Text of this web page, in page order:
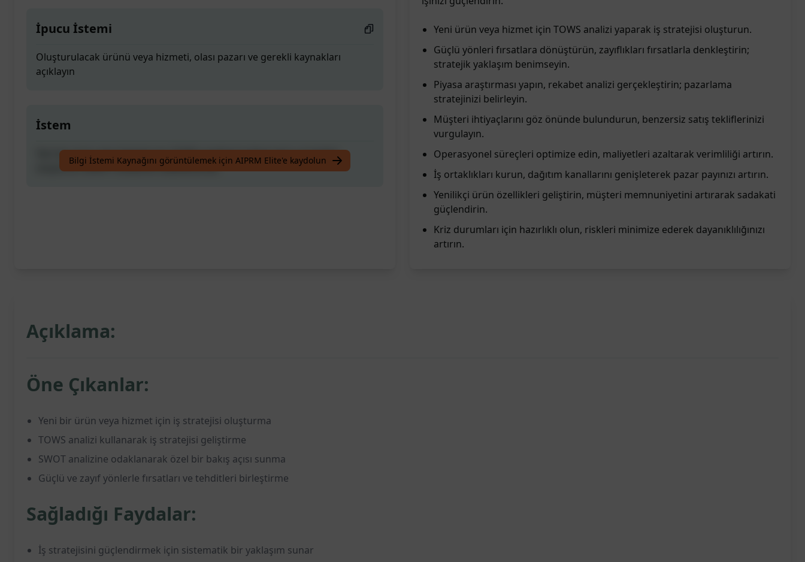
İpucu İstemi
Oluşturulacak ürünü veya hizmeti, olası pazarı ve gerekli kaynakları
açıklayın
İstem
Yeni bir ürün veya hizmet için TOWS analizini kullanarak iş stratejisi
oluşturun (SWOT analizine odaklanarak)
Bilgi İstemi Kaynağını görüntülemek için AIPRM Elite'e kaydolun
Yeni ürün veya hizmet için TOWS analizi yaparak iş stratejisi oluşturun.
Güçlü yönleri fırsatlara dönüştürün, zayıflıkları fırsatlarla denkleştirin;
stratejik yaklaşım benimseyin.
Piyasa araştırması yapın, rekabet analizi gerçekleştirin; pazarlama
stratejinizi belirleyin.
Müşteri ihtiyaçlarını göz önünde bulundurun, benzersiz satış tekliflerinizi
vurgulayın.
Operasyonel süreçleri optimize edin, maliyetleri azaltarak verimliliği artırın.
İş ortaklıkları kurun, dağıtım kanallarını genişleterek pazar payınızı artırın.
Yenilikçi ürün özellikleri geliştirin, müşteri memnuniyetini artırarak sadakati
güçlendirin.
Kriz durumları için hazırlıklı olun, riskleri minimize ederek dayanıklılığınızı
artırın.
Açıklama:
Öne Çıkanlar:
Yeni bir ürün veya hizmet için iş stratejisi oluşturma
TOWS analizi kullanarak iş stratejisi geliştirme
SWOT analizine odaklanarak özel bir bakış açısı sunma
Güçlü ve zayıf yönlerle fırsatları ve tehditleri birleştirme
Sağladığı Faydalar:
İş stratejisini güçlendirmek için sistematik bir yaklaşım sunar